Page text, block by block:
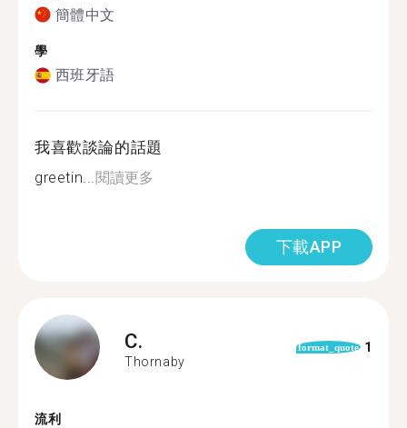
簡體中文
學
西班牙語
我喜歡談論的話題
greetin...閱讀更多
下載APP
C.
Thornaby
format_quote 1
流利